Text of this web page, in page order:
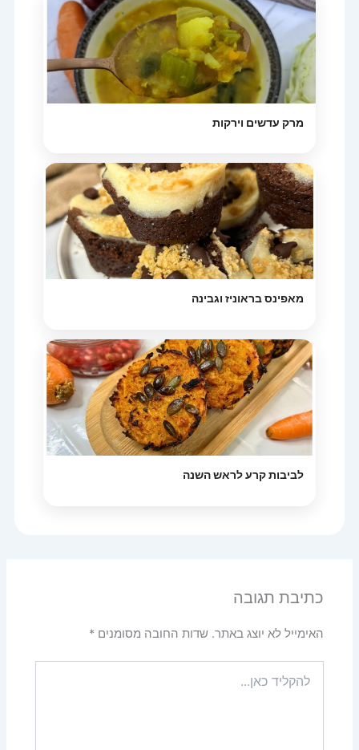
מרק עדשים וירקות
מאפינס בראוניז וגבינה
לביבות קרע לראש השנה
כתיבת תגובה
האימייל לא יוצג באתר. שדות החובה מסומנים*
כאן...